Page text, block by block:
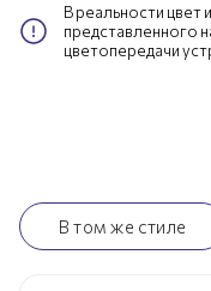
В реальности цвет
представленного
цветопередачи
В том же стиле